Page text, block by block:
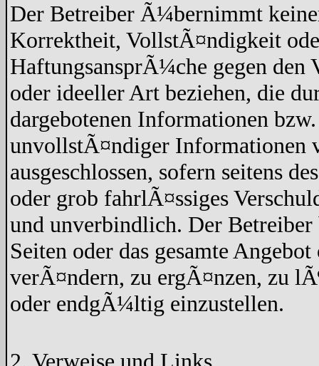
Der Betreiber Ã¼bernimmt
Korrektheit, VollstÃ¤ndigkeit
HaftungsansprÃ¼che gegen den
oder ideeller Art beziehen, die
dargebotenen Informationen
unvollstÃ¤ndiger Informationen
ausgeschlossen, sofern seitens
oder grob fahrlÃ¤ssiges
und unverbindlich. Der
Seiten oder das gesamte
verÃ¤ndern, zu ergÃ¤nzen, zu
oder endgÃ¼ltig einzustellen.